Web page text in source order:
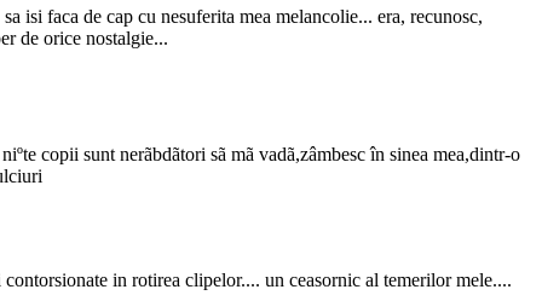
isi faca de cap cu nesuferita mea melancolie... era, recunosc,
de orice nostalgie...
copii sunt nerãbdãtori sã mã vadã,zâmbesc în sinea mea,dintr-o
in rotirea clipelor.... un ceasornic al temerilor mele....